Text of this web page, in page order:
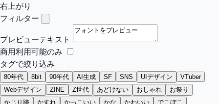
右上がり
フィルター
プレビューテキスト
商用利用可能のみ
タグで絞り込み
80年代 8bit 90年代 AI生成 SF SNS UIデザイン
VTuber
Webデザイン
ZINE Z世代 あどけない おしゃれ
お祭り
かじり跡
かすれ かっこいい かな かわいい
でこぼこ